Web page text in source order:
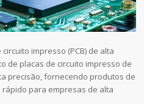
impresso (PCB) de alta
de placas de circuito impresso de
precisão, fornecendo produtos de
para empresas de alta